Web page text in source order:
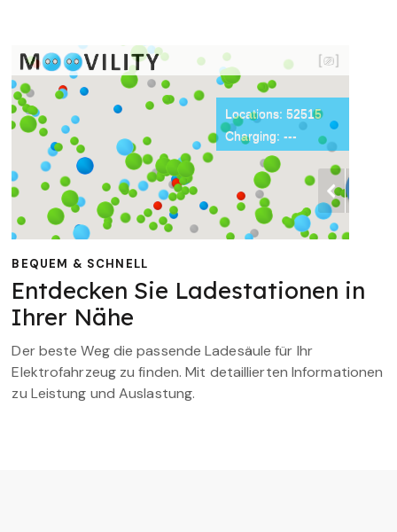
BEQUEM & SCHNELL
Entdecken Sie Ladestationen in
Ihrer Nähe
Der beste Weg die passende Ladesäule für Ihr
Elektrofahrzeug zu finden. Mit detaillierten Informationen
zu Leistung und Auslastung.